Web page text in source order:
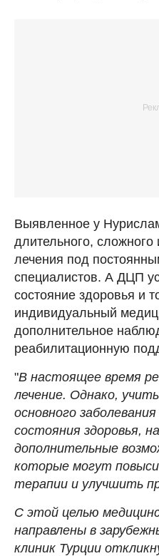
Выявленное у
длительного, сложного
лечения под
специалистов. А ДЦП
состояние здоровья и
индивидуальный
дополнительное
реабилитационную
"В настоящее время
лечение. Однако,
основного
состояния здоровья,
дополнительные
которые могут
терапии и улучшить
С этой целью
направлены в
клиник Турции